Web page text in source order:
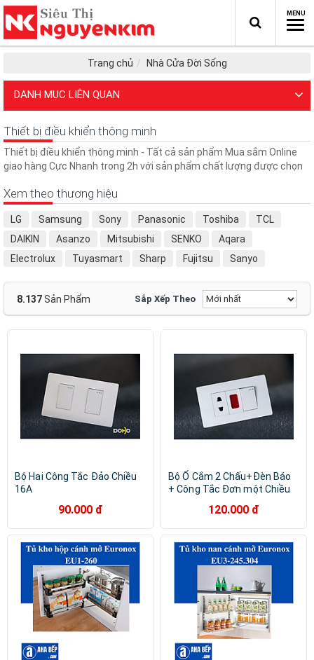
Trang chủ Nhà Cửa Đời Sống
DANH MỤC LIÊN QUAN
Thiết bị điều khiển thông minh
Thiết bị điều khiển thông minh - Tất cả sản phẩm Mua sắm Online
giao hàng Cực Nhanh trong 2h với sản phẩm chất lượng được chọn
Xem theo thương hiệu
LG Samsung Sony Panasonic Toshiba
TCL
DAIKIN
Asanzo Mitsubishi SENKO
Aqara
Electrolux
Tuyasmart Sharp Fujitsu
Sanyo
ASIAvina
Rạng Đông Casper FPT
HUNONIC
Sonoff
Aqua ENY BOX Lifan Ezviz
Funiki
Philips
Vinawind VTVGO ASANO ATA
LUMI
OEM
Vconnex
8.137Sản Phẩm Sắp Xếp Theo
Bộ Hai Công Tắc Đảo Chiều
16A
90.000 đ
Bộ Ổ Cắm 2 Chấu+Đèn Báo
+ Công Tắc Đơn một Chiều
120.000 đ